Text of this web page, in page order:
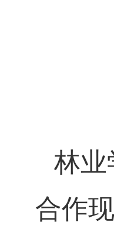
林业
合作